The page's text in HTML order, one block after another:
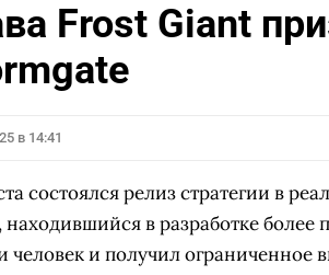
Frost Giant
в 14:41
состоялся релиз стратегии в
находившийся в разработке
человек и получил ограниченное